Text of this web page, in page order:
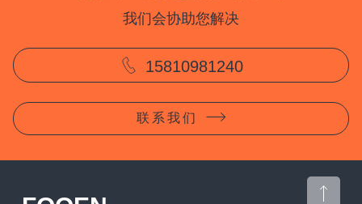
我们会协助您解决
15810981240
联系我们